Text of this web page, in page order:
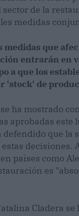
de la
medidas
medidas que
entrarán en
a que los
'stock' de
ha mostrado
aprobadas este
defendido que la
decisiones.
países como
es
Cladera se